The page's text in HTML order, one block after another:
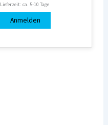
Lieferzeit: ca. 5-10 Tage
Anmelden